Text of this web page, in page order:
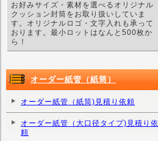
お好みサイズ・素材を選べるオリジナル
クッション封筒をお取り扱いしていま
す。オリジナルロゴ・文字入れも承って
おります。最小ロットはなんと500枚か
ら！
オーダー紙管（紙筒）
オーダー紙管（紙筒)見積り依頼
オーダー紙管（大口径タイプ)見積り依
頼